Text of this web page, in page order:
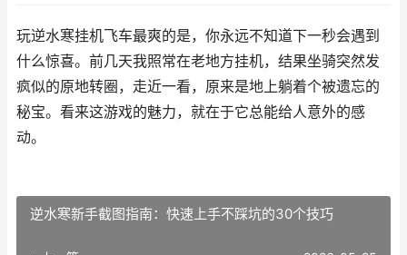
玩逆水寒挂机飞车最爽的是，你永远不知道下一秒会遇到
什么惊喜。前几天我照常在老地方挂机，结果坐骑突然发
疯似的原地转圈，走近一看，原来是地上躺着个被遗忘的
秘宝。看来这游戏的魅力，就在于它总能给人意外的感
动。
逆水寒新手截图指南：快速上手不踩坑的30个技巧